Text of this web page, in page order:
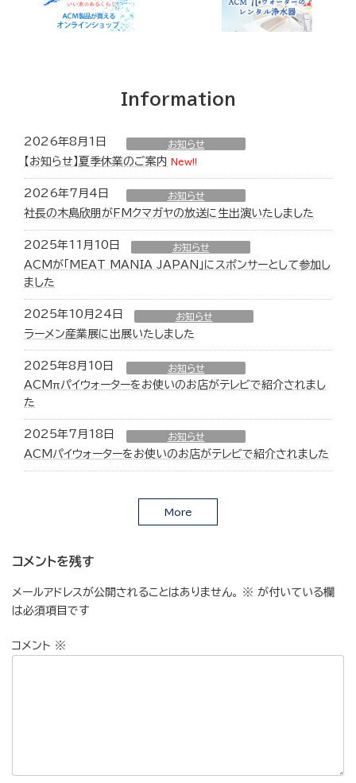
Information
2026年8月1日 お知らせ
【お知らせ】夏季休業のご案内 New!!
2026年7月4日 お知らせ
社長の木島欣朋がFMクマガヤの放送に生出演いたしました
2025年11月10日 お知らせ
ACMが「MEAT MANIA JAPAN」にスポンサーとして参加し
ました
2025年10月24日 お知らせ
ラーメン産業展に出展いたしました
2025年8月10日 お知らせ
ACMπパイウォーターをお使いのお店がテレビで紹介されまし
た
2025年7月18日 お知らせ
ACMパイウォーターをお使いのお店がテレビで紹介されました
More
コメントを残す
メールアドレスが公開されることはありません。 ※ が付いている欄
は必須項目です
コメント ※